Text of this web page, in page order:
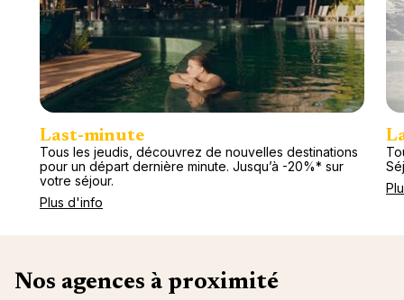
Last-minute
Tous les jeudis, découvrez de nouvelles destinations
pour un départ dernière minute. Jusqu’à -20%* sur
votre séjour.
Plus d'info
Nos agences à proximité